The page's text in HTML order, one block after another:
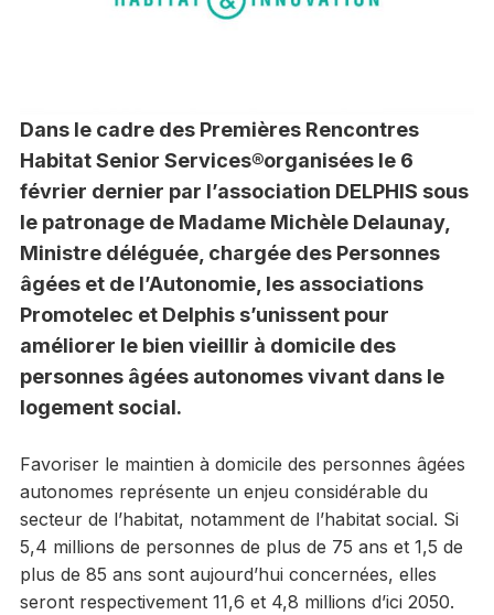
Dans le cadre des Premières Rencontres
Habitat Senior Services®organisées le 6
février dernier par l’association DELPHIS sous
le patronage de Madame Michèle Delaunay,
Ministre déléguée, chargée des Personnes
âgées et de l’Autonomie, les associations
Promotelec et Delphis s’unissent pour
améliorer le bien vieillir à domicile des
personnes âgées autonomes vivant dans le
logement social.
Favoriser le maintien à domicile des personnes âgées
autonomes représente un enjeu considérable du
secteur de l’habitat, notamment de l’habitat social. Si
5,4 millions de personnes de plus de 75 ans et 1,5 de
plus de 85 ans sont aujourd’hui concernées, elles
seront respectivement 11,6 et 4,8 millions d’ici 2050.